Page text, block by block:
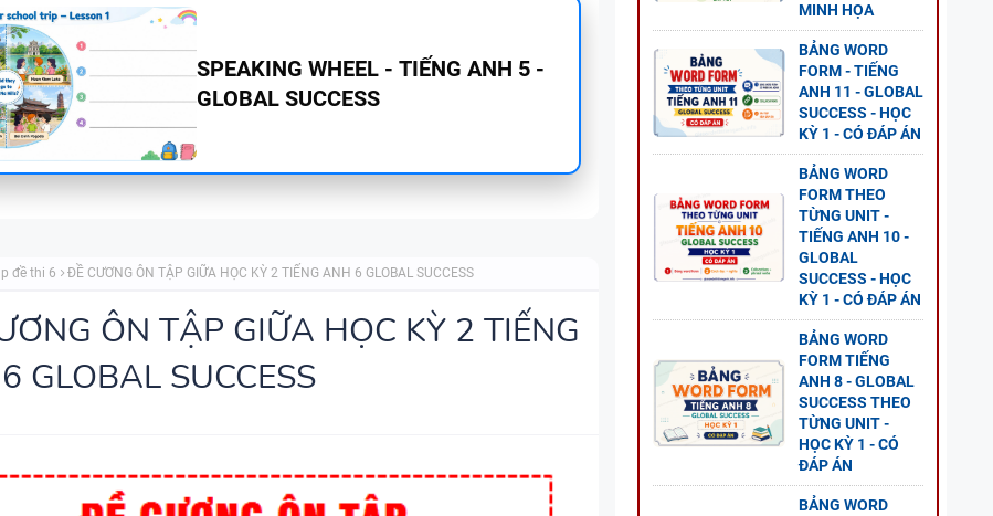
BẢNG WORD FORM THEO TỪNG
UNIT ( CÓ MỞ RỘNG ) VÀ TÓM TẮT
NGỮ PHÁP - TIẾNG ANH 6 - GLOBAL
_ED - CÓ ĐÁP ÁN
đề thi 6 ĐỀ CƯƠNG ÔN TẬP GIỮA HỌC KỲ 2 TIẾNG ANH 6 GLOBAL SUCCESS
ÔN TẬP GIỮA HỌC KỲ 2 TIẾNG
GLOBAL SUCCESS
MINH HỌA
BẢNG WORD
FORM - TIẾNG
ANH 11 - GLOBAL
SUCCESS - HỌC
KỲ 1 - CÓ ĐÁP ÁN
BẢNG WORD
FORM THEO
TỪNG UNIT -
TIẾNG ANH 10 -
GLOBAL
SUCCESS - HỌC
KỲ 1 - CÓ ĐÁP ÁN
BẢNG WORD
FORM TIẾNG
ANH 8 - GLOBAL
SUCCESS THEO
TỪNG UNIT -
HỌC KỲ 1 - CÓ
ĐÁP ÁN
BẢNG WORD